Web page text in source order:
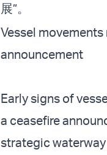
展”。
Vessel
announcement
Early signs of
a ceasefire
strategic